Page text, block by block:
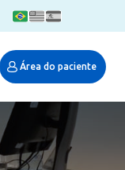
Área do paciente
saúde
Pesquisa